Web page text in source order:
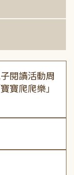
閱讀活動周
寶爬爬樂」